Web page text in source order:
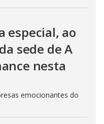
especial, ao
sede de A
nesta
emocionantes do